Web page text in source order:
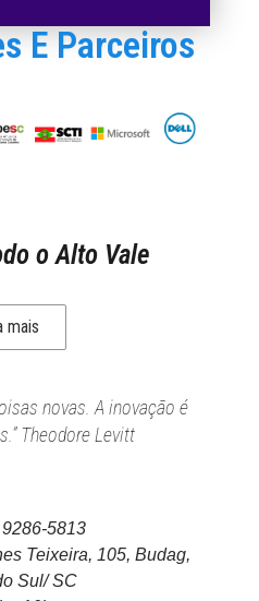
E Parceiros
o Alto Vale
mais
novas. A inovação é
Theodore Levitt
5813
Teixeira, 105, Budag,
Sul/ SC